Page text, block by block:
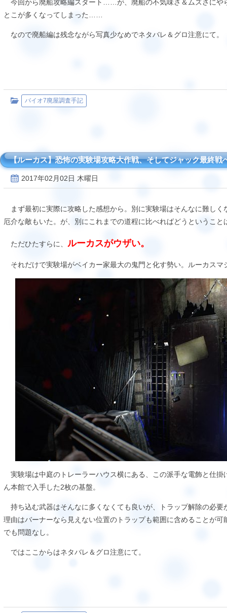
今回から廃船攻略編スタート……が、廃船の不気味さ＆ムズさにや
とこが多くなってしまった……
なので廃船編は残念ながら写真少なめでネタバレ＆グロ注意にて。
バイオ7廃屋調査手記
【ルーカス】恐怖の実験場攻略大作戦、そしてジャック最終戦
2017年02月02日 木曜日
まず最初に実際に攻略した感想から。別に実験場はそんなに難しく
厄介な敵もいた。が、別にこれまでの道程に比べればどうということ
ただひたすらに、 ルーカスがウザい。
それだけで実験場がベイカー家最大の鬼門と化す勢い。ルーカス
実験場は中庭のトレーラーハウス横にある、この派手な電飾と仕掛
ん本館で入手した2枚の基盤。
持ち込む武器はそんなに多くなくても良いが、トラップ解除の必要
理由はバーナーなら見えない位置のトラップも範囲に含めることが
でも問題なし。
ではここからはネタバレ＆グロ注意にて。